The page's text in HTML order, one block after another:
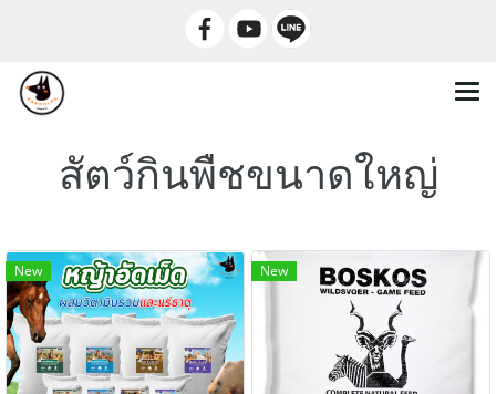
สัตว์กินพืชขนาดใหญ่
New New